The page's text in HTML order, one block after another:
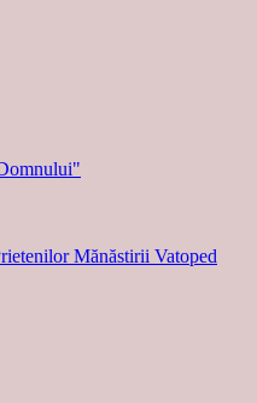
Mănăstirii Vatoped